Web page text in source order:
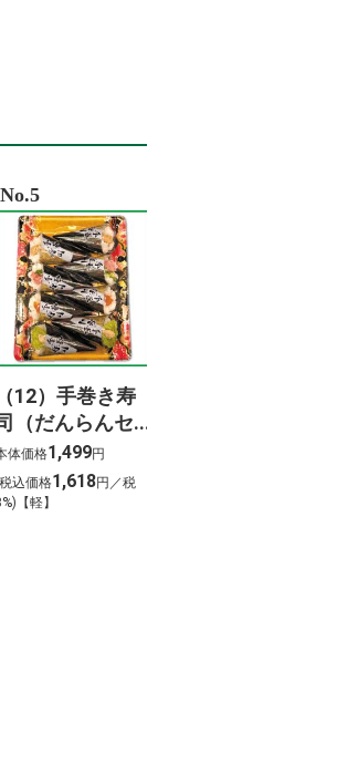
No.5
（12）手巻き寿
（だんらんセ
ト）（8本）
体価格1,499円
込価格1,618円／税
【軽】